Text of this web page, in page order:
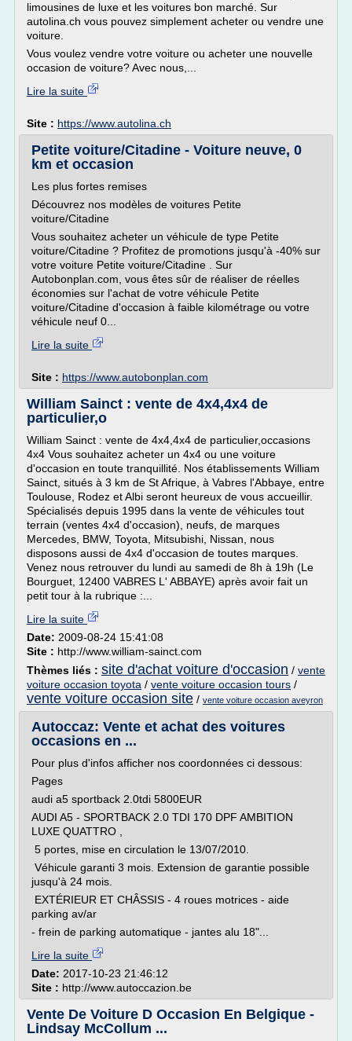
limousines de luxe et les voitures bon marché. Sur
autolina.ch vous pouvez simplement acheter ou vendre une
voiture.
Vous voulez vendre votre voiture ou acheter une nouvelle
occasion de voiture? Avec nous,...
Lire la suite
Site : https://www.autolina.ch
Petite voiture/Citadine - Voiture neuve, 0
km et occasion
Les plus fortes remises
Découvrez nos modèles de voitures Petite
voiture/Citadine
Vous souhaitez acheter un véhicule de type Petite
voiture/Citadine ? Profitez de promotions jusqu'à -40% sur
votre voiture Petite voiture/Citadine . Sur
Autobonplan.com, vous êtes sûr de réaliser de réelles
économies sur l'achat de votre véhicule Petite
voiture/Citadine d'occasion à faible kilométrage ou votre
véhicule neuf 0...
Lire la suite
Site : https://www.autobonplan.com
William Sainct : vente de 4x4,4x4 de
particulier,o
William Sainct : vente de 4x4,4x4 de particulier,occasions
4x4 Vous souhaitez acheter un 4x4 ou une voiture
d'occasion en toute tranquillité. Nos établissements William
Sainct, situés à 3 km de St Afrique, à Vabres l'Abbaye, entre
Toulouse, Rodez et Albi seront heureux de vous accueillir.
Spécialisés depuis 1995 dans la vente de véhicules tout
terrain (ventes 4x4 d'occasion), neufs, de marques
Mercedes, BMW, Toyota, Mitsubishi, Nissan, nous
disposons aussi de 4x4 d'occasion de toutes marques.
Venez nous retrouver du lundi au samedi de 8h à 19h (Le
Bourguet, 12400 VABRES L' ABBAYE) après avoir fait un
petit tour à la rubrique :...
Lire la suite
Date: 2009-08-24 15:41:08
Site : http://www.william-sainct.com
Thèmes liés : site d'achat voiture d'occasion / vente
voiture occasion toyota / vente voiture occasion tours /
vente voiture occasion site / vente voiture occasion aveyron
Autoccaz: Vente et achat des voitures
occasions en ...
Pour plus d'infos afficher nos coordonnées ci dessous:
Pages
audi a5 sportback 2.0tdi 5800EUR
AUDI A5 - SPORTBACK 2.0 TDI 170 DPF AMBITION
LUXE QUATTRO ,
5 portes, mise en circulation le 13/07/2010.
Véhicule garanti 3 mois. Extension de garantie possible
jusqu'à 24 mois.
EXTÉRIEUR ET CHÂSSIS - 4 roues motrices - aide
parking av/ar
- frein de parking automatique - jantes alu 18"...
Lire la suite
Date: 2017-10-23 21:46:12
Site : http://www.autoccazion.be
Vente De Voiture D Occasion En Belgique -
Lindsay McCollum ...